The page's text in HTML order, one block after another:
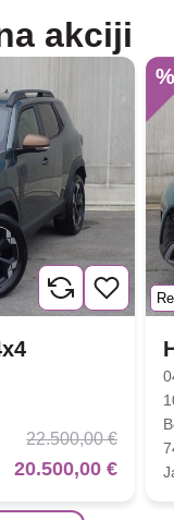
akciji
22.500,00 €
20.500,00 €